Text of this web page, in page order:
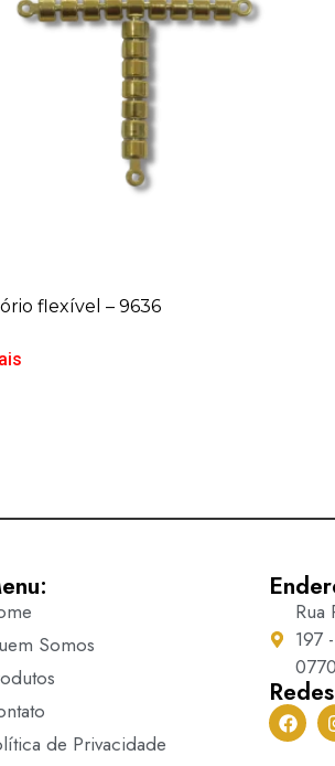
flexível – 9636
Somos
de Privacidade
Rua
197